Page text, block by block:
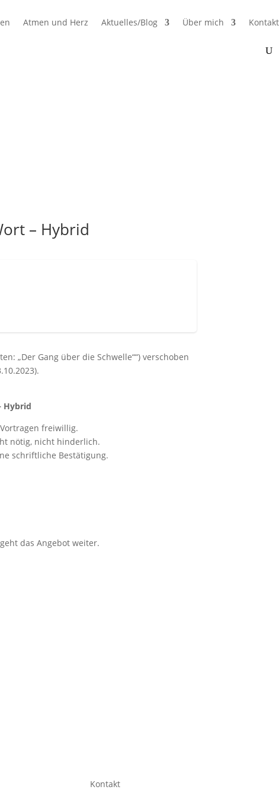
Atmen und Herz Aktuelles/Blog Über mich Kontakt
– Hybrid
„Der Gang über die Schwelle““) verschoben
Hybrid
freiwillig.
nötig, nicht hinderlich.
schriftliche Bestätigung.
das Angebot weiter.
Kontakt